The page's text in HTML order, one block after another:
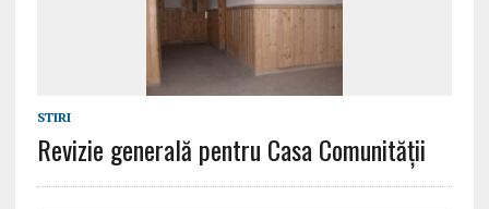
STIRI
Revizie generală pentru Casa Comunității